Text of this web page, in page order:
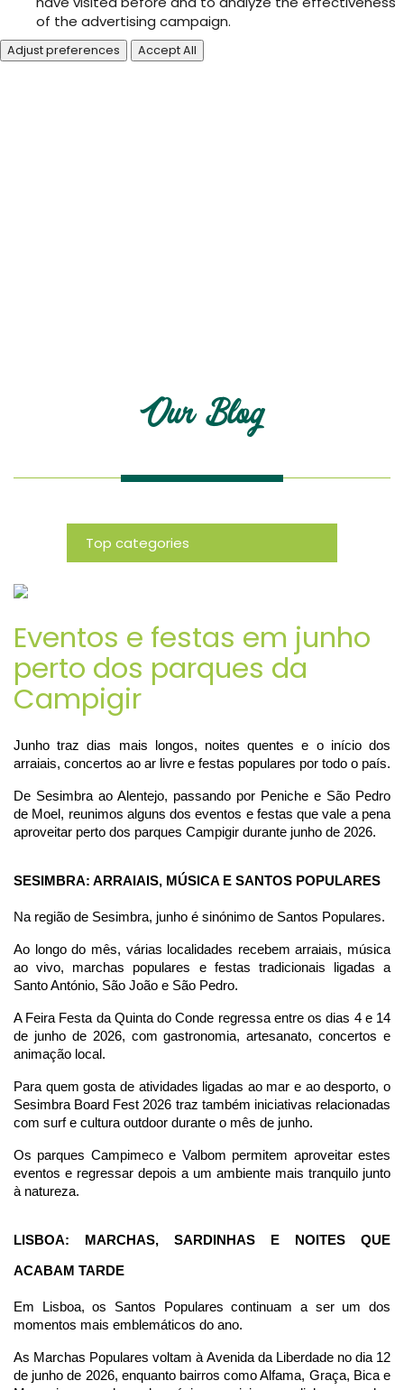
of the advertising campaign.
Adjust preferences Accept All
Our Blog
Top categories
Eventos e festas em junho
perto dos parques da
Campigir
Junho traz dias mais longos, noites quentes e o início dos
arraiais, concertos ao ar livre e festas populares por todo o país.
De Sesimbra ao Alentejo, passando por Peniche e São Pedro
de Moel, reunimos alguns dos eventos e festas que vale a pena
aproveitar perto dos parques Campigir durante junho de 2026.
SESIMBRA: ARRAIAIS, MÚSICA E SANTOS POPULARES
Na região de Sesimbra, junho é sinónimo de Santos Populares.
Ao longo do mês, várias localidades recebem arraiais, música
ao vivo, marchas populares e festas tradicionais ligadas a
Santo António, São João e São Pedro.
A Feira Festa da Quinta do Conde regressa entre os dias 4 e 14
de junho de 2026, com gastronomia, artesanato, concertos e
animação local.
Para quem gosta de atividades ligadas ao mar e ao desporto, o
Sesimbra Board Fest 2026 traz também iniciativas relacionadas
com surf e cultura outdoor durante o mês de junho.
Os parques Campimeco e Valbom permitem aproveitar estes
eventos e regressar depois a um ambiente mais tranquilo junto
à natureza.
LISBOA: MARCHAS, SARDINHAS E NOITES QUE
ACABAM TARDE
Em Lisboa, os Santos Populares continuam a ser um dos
momentos mais emblemáticos do ano.
As Marchas Populares voltam à Avenida da Liberdade no dia 12
de junho de 2026, enquanto bairros como Alfama, Graça, Bica e